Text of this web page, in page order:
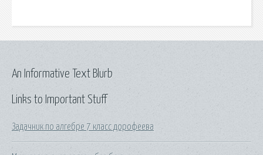
Links to Important Stuff
Задачник по алгебре 7 класс дорофеева
An Informative Text Blurb